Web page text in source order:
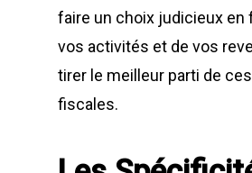
faire un choix judicieux en
vos activités et de vos
tirer le meilleur parti de
fiscales.